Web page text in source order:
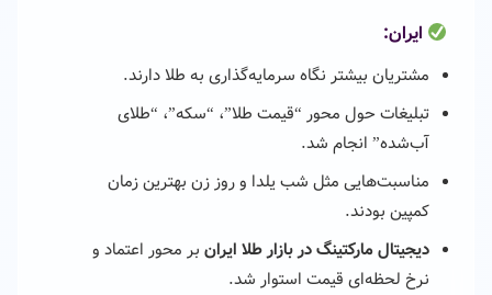
ایران:
مشتریان بیشتر نگاه سرمایه‌گذاری به طلا دارند.
تبلیغات حول محور “قیمت طلا”، “سکه”، “طلای
آب‌شده” انجام شد.
مناسبت‌هایی مثل شب یلدا و روز زن بهترین زمان
کمپین بودند.
دیجیتال مارکتینگ در بازار طلا ایران بر محور اعتماد و
نرخ لحظه‌ای قیمت استوار شد.